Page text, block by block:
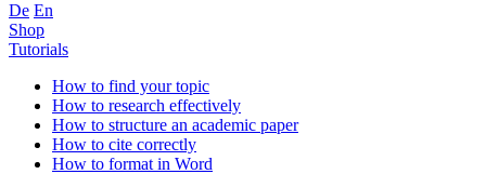
De En
Shop
Tutorials
How to find your topic
How to research effectively
How to structure an academic paper
How to cite correctly
How to format in Word